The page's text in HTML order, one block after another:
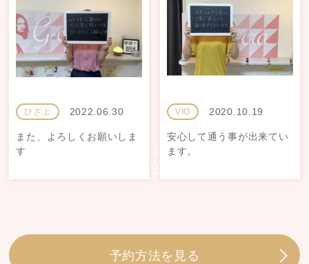
ひざ上 2022.06.30
また、よろしくお願いしま
す
VIO 2020.10.19
安心して通う事が出来てい
ます。
予約方法を見る